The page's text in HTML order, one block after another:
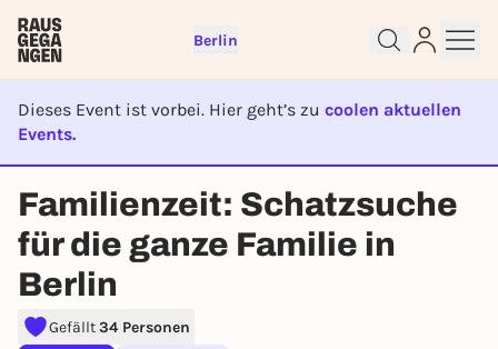
Berlin
Dieses Event ist vorbei. Hier geht’s zu coolen aktuellen
Events.
EVENT IST BEENDET
Familienzeit: Schatzsuche
für die ganze Familie in
Berlin
Gefällt34 Personen
Sign up for free and get started
right away
To like events, follow pages, or participate in
lotteries, you need a free Rausgegangen account.
REGISTER FOR FREE NOW